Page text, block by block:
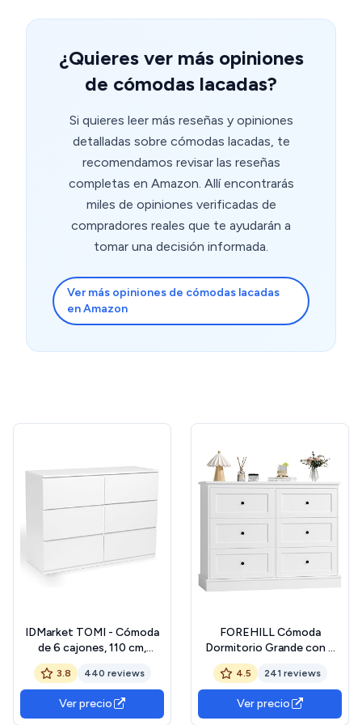
¿Quieres ver más opiniones
de cómodas lacadas?
Si quieres leer más reseñas y opiniones
detalladas sobre cómodas lacadas, te
recomendamos revisar las reseñas
completas en Amazon. Allí encontrarás
miles de opiniones verificadas de
compradores reales que te ayudarán a
tomar una decisión informada.
Ver más opiniones de cómodas lacadas
en Amazon
IDMarket TOMI - Cómoda
de 6 cajones, 110 cm,
madera blanca
3.8 440 reviews
Ver precio
FOREHILL Cómoda
Dormitorio Grande con 6
Cajones, Cómodas y
Cajoneras Dormitorio,
Sinfonier, Mueble
Almacenaje, Salón,
4.5 241 reviews
Ver precio